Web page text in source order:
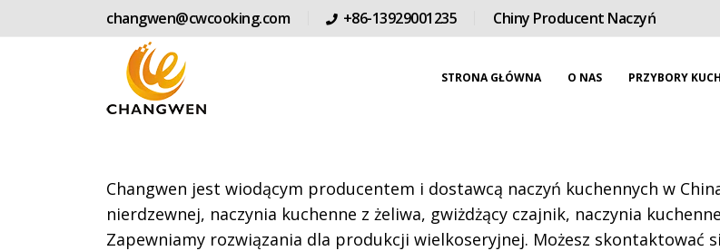
changwen@cwcooking.com +86-13929001235 Chiny Producent Naczyń
STRONA GŁÓWNA O NAS PRZYBORY
Changwen jest wiodącym producentem i dostawcą naczyń kuchennych w
nierdzewnej, naczynia kuchenne z żeliwa, gwiżdżący czajnik, naczynia
Zapewniamy rozwiązania dla produkcji wielkoseryjnej. Możesz